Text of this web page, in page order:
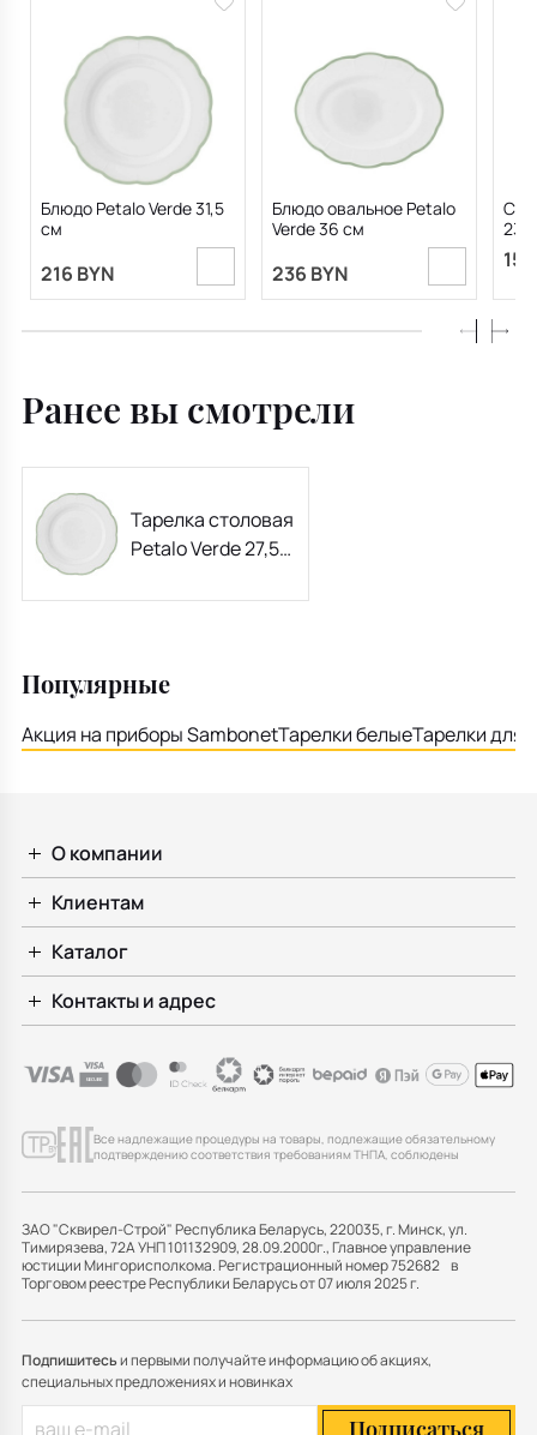
Блюдо Petalo Verde 31,5
см
216 BYN
Блюдо овальное Petalo
Verde 36 см
236 BYN
Ранее вы смотрели
Тарелка столовая
Petalo Verde 27,5
Популярные
Акция на приборы SambonetТарелки белыеТарелки для
О компании
Клиентам
Каталог
Контакты и адрес
Все надлежащие процедуры на товары, подлежащие обязательному
подтверждению соответствия требованиям ТНПА, соблюдены
ЗАО "Сквирел-Строй" Республика Беларусь, 220035, г. Минск, ул.
Тимирязева, 72А УНП 101132909, 28.09.2000г., Главное управление
юстиции Мингорисполкома. Регистрационный номер 752682 в
Торговом реестре Республики Беларусь от 07 июля 2025 г.
Подпишитесьи первыми получайте информацию об акциях,
специальных предложениях и новинках